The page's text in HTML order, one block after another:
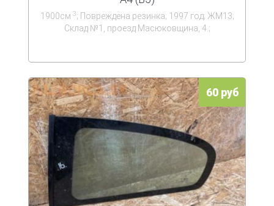
1900см 3; Повреждена резинка; 1997 год; ЖМ13;
Склад №1, проезд Масюковщина, 4.;
60 руб